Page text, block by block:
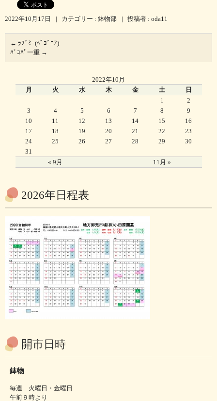
2022年10月17日 | カテゴリー : 鉢物部 | 投稿者 : oda11
← ﾗﾌﾞﾐｰ(ﾍﾞｺﾞﾆｱ)
ﾊﾞｺﾊﾟ一重 →
2022年10月
月
火 水 木 金 土 日
« 9月 11月 »
1
2
3
4 5 6 7 8
9
10
11 12 13 14 15
16
17
18 19 20 21 22
23
24
25 26 27 28 29
30
31
2026年日程表
開市日時
鉢物
毎週 火曜日・金曜日
午前９時より